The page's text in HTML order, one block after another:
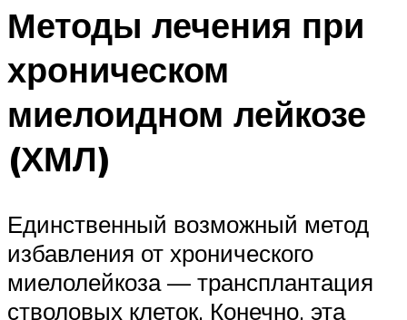
Методы лечения при
хроническом
миелоидном лейкозе
(ХМЛ)
Единственный возможный метод
избавления от хронического
миелолейкоза — трансплантация
стволовых клеток. Конечно, эта